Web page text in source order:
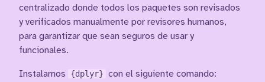
centralizado donde todos los paquetes son revisados
y verificados manualmente por revisores humanos,
para garantizar que sean seguros de usar y
funcionales.
Instalamos {dplyr} con el siguiente comando: